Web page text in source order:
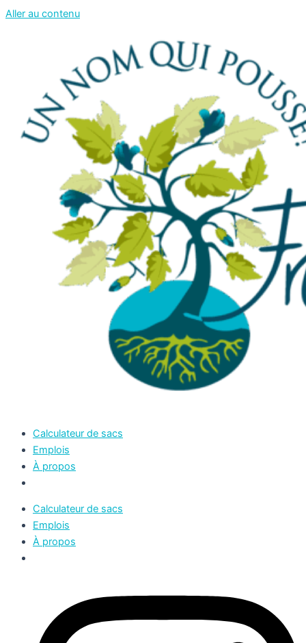
Aller au contenu
Calculateur de sacs
Emplois
À propos
Calculateur de sacs
Emplois
À propos